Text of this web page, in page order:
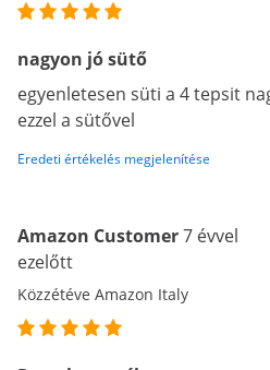
nagyon jó sütő
egyenletesen süti a 4 tepsit
ezzel a sütővel
Eredeti értékelés megjelenítése
Amazon Customer7 évvel
ezelőtt
Közzétéve Amazon Italy